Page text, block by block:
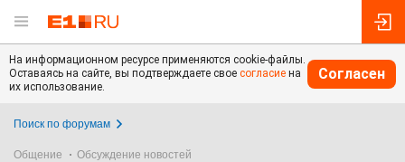
На информационном ресурсе применяются cookie-файлы.
Оставаясь на сайте, вы подтверждаете свое согласие на
их использование.
Согласен
Поиск по форумам
Общение Обсуждение новостей